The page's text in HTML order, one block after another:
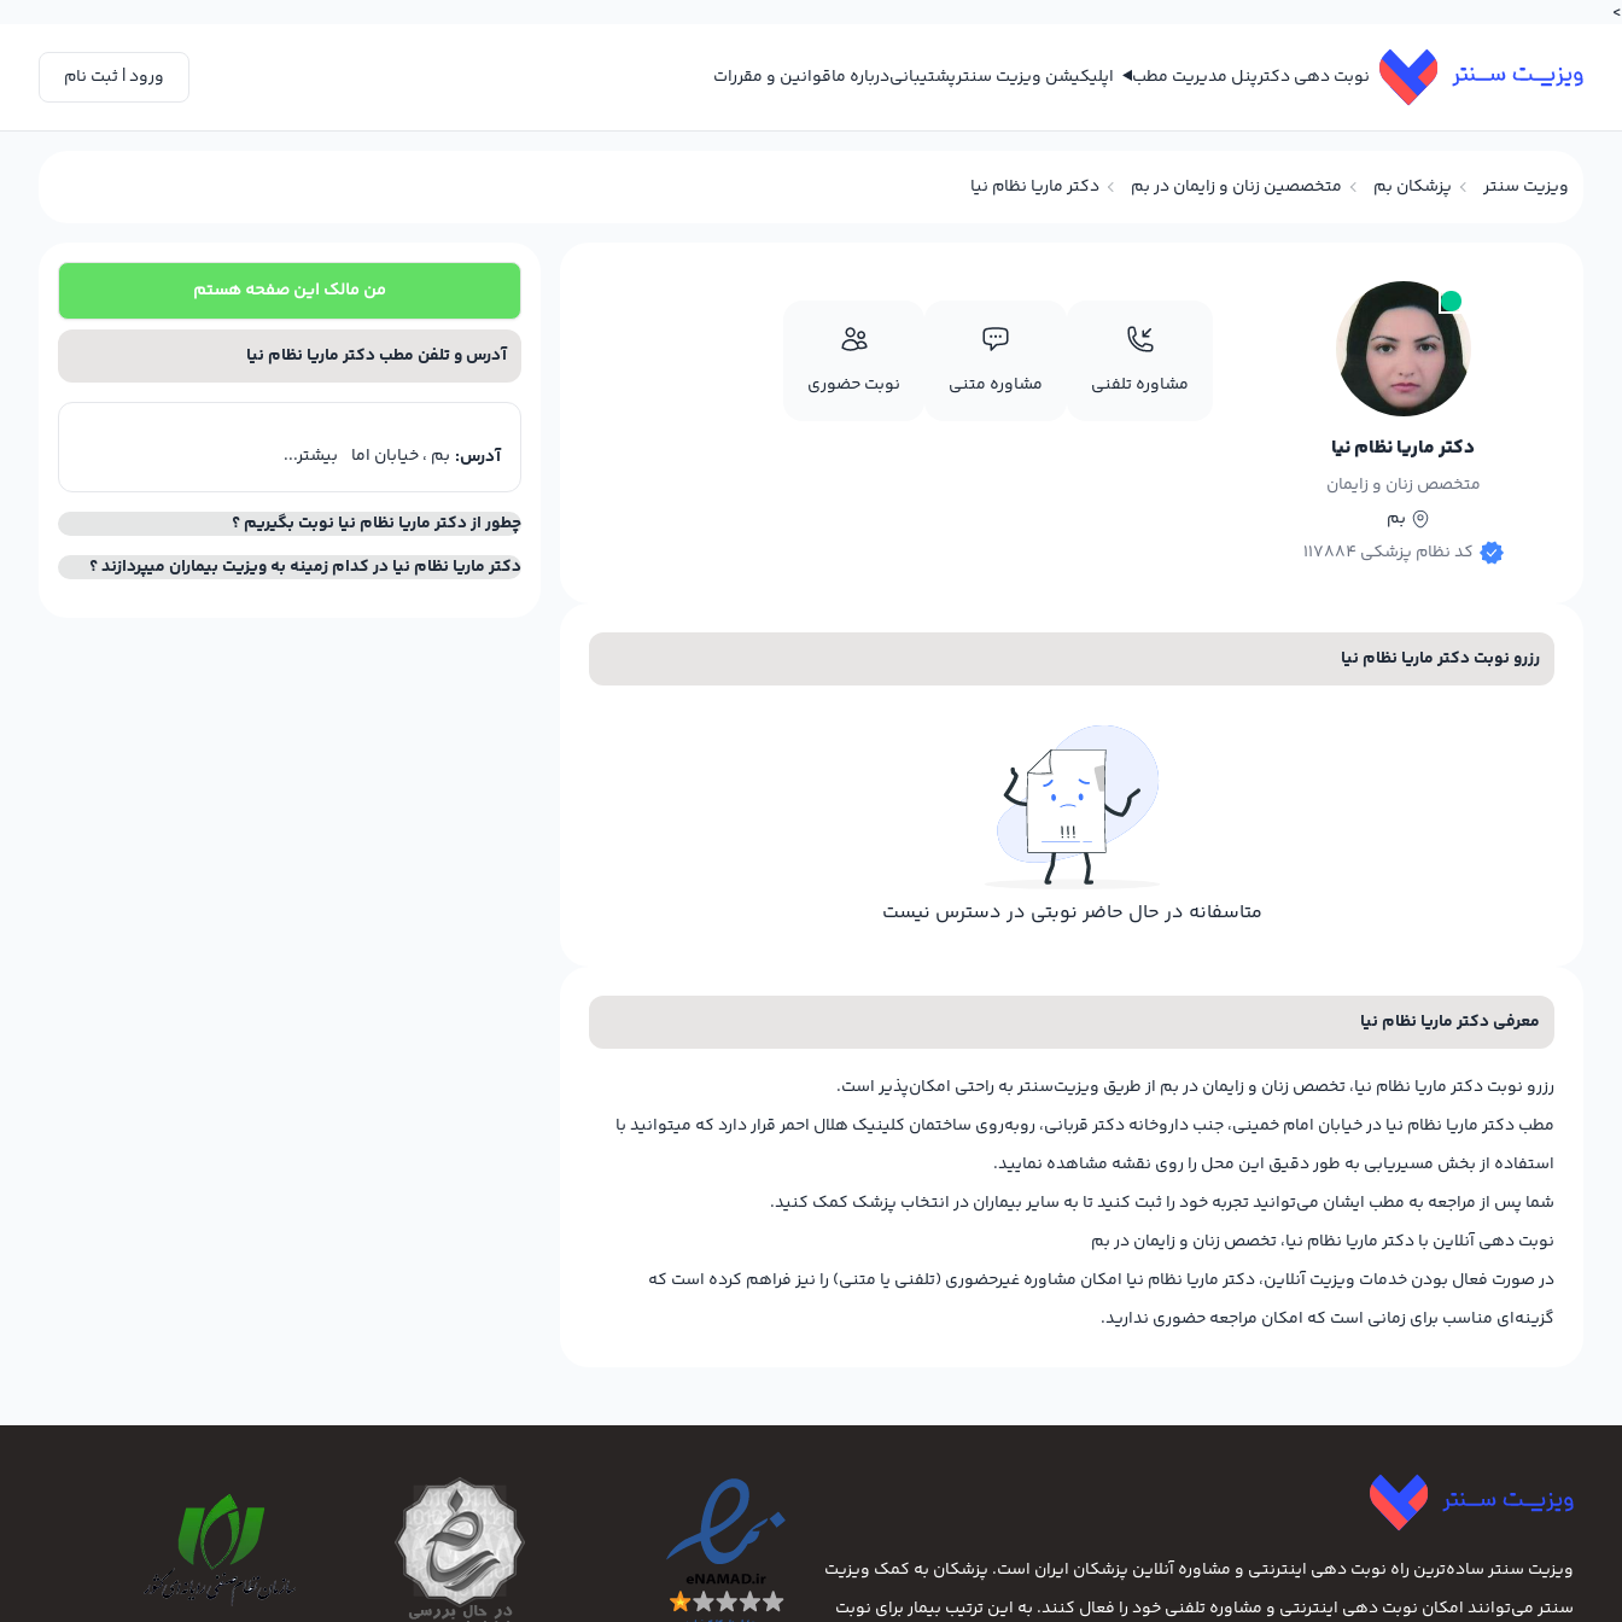
>
نوبت دهی دکترپنل مدیریت مطب اپلیکیشن ویزیت سنترپشتیبانیدرباره ماقوانین و مقررات ورود | ثبت نام
ویزیت سنتر پزشکان بم متخصصین زنان و زایمان در بم دکتر ماریا نظام نیا
دکتر ماریا نظام نیا
متخصص زنان و زایمان
بم
کد نظام پزشکی 117884
مشاوره تلفنی مشاوره متنی نوبت حضوری
رزرو نوبت دکتر ماریا نظام نیا
متاسفانه در حال حاضر نوبتی در دسترس نیست
معرفی دکتر ماریا نظام نیا
رزرو نوبت دکتر ماریا نظام نیا، تخصص زنان و زایمان در بم از طریق ویزیت‌سنتر به راحتی امکان‌پذیر است.
مطب دکتر ماریا نظام نیا در خیابان امام خمینی، جنب داروخانه دکتر قربانی، روبه‌روی ساختمان کلینیک هلال احمر قرار دارد که میتوانید با
استفاده از بخش مسیریابی به طور دقیق این محل را روی نقشه مشاهده نمایید.
شما پس از مراجعه به مطب ایشان می‌توانید تجربه خود را ثبت کنید تا به سایر بیماران در انتخاب پزشک کمک کنید.
نوبت دهی آنلاین با دکتر ماریا نظام نیا، تخصص زنان و زایمان در بم
در صورت فعال بودن خدمات ویزیت آنلاین، دکتر ماریا نظام نیا امکان مشاوره غیرحضوری (تلفنی یا متنی) را نیز فراهم کرده است که
گزینه‌ای مناسب برای زمانی است که امکان مراجعه حضوری ندارید.
من مالک این صفحه هستم
آدرس و تلفن مطب دکتر ماریا نظام نیا
آدرس: بم ، خیابان اما بیشتر...
چطور از دکتر ماریا نظام نیا نوبت بگیریم ؟
دکتر ماریا نظام نیا در کدام زمینه به ویزیت بیماران میپردازند ؟
ویزیت سنتر ساده‌ترین راه نوبت‌ دهی اینترنتی و مشاوره آنلاین پزشکان ایران است. پزشکان به کمک ویزیت
سنتر می‌توانند امکان نوبت دهی اینترنتی و مشاوره تلفنی خود را فعال کنند. به این ترتیب بیمار برای نوبت